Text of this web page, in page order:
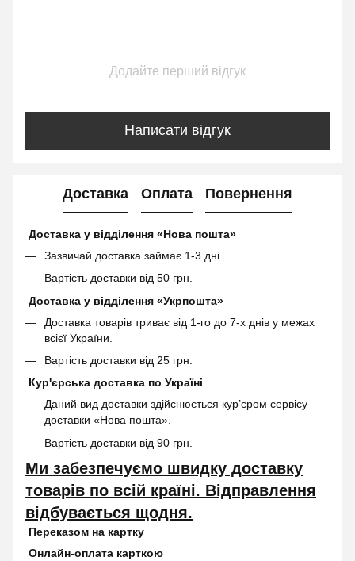
Додайте перший відгук
Написати відгук
Доставка Оплата Повернення
Доставка у відділення «Нова пошта»
Зазвичай доставка займає 1-3 дні.
Вартість доставки від 50 грн.
Доставка у відділення «Укрпошта»
Доставка товарів триває від 1-го до 7-х днів у межах
всієї України.
Вартість доставки від 25 грн.
Кур'єрська доставка по Україні
Даний вид доставки здійснюється кур’єром сервісу
доставки «Нова пошта».
Вартість доставки від 90 грн.
Ми забезпечуємо швидку доставку
товарів по всій країні. Відправлення
відбувається щодня.
Переказом на картку
Онлайн-оплата карткою